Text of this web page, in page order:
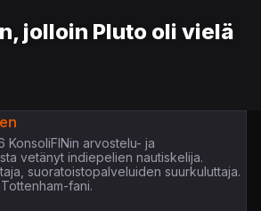
jolloin Pluto oli vielä
KonsoliFINin arvostelu- ja
vetänyt indiepelien nautiskelija.
suoratoistopalveluiden suurkuluttaja.
fani.